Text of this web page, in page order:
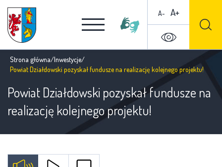
A- A+
Strona główna/Inwestycje/
Powiat Działdowski pozyskał fundusze na realizację kolejnego projektu!
Powiat Działdowski pozyskał fundusze na
realizację kolejnego projektu!